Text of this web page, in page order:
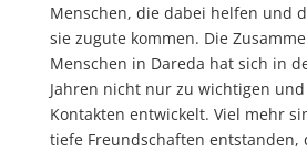
Menschen, die dabei helfen und
sie zugute kommen. Die
Menschen in Dareda hat sich in
Jahren nicht nur zu wichtigen
Kontakten entwickelt. Viel mehr
tiefe Freundschaften entstanden,